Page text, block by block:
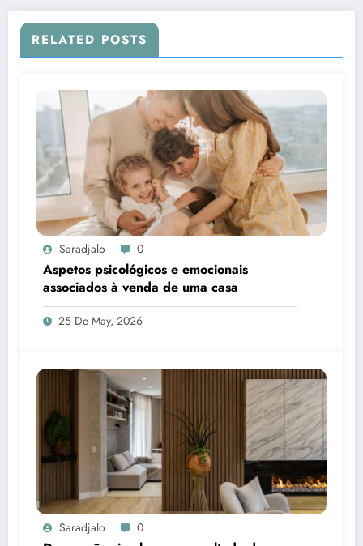
RELATED POSTS
Saradjalo 0
Aspetos psicológicos e emocionais
associados à venda de uma casa
25 De May, 2026
Saradjalo 0